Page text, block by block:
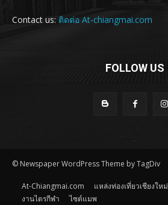
Contact us: ติดต่อ At-chiangmai.com
FOLLOW US
© Newspaper WordPress Theme by TagDiv
At-Chiangmai.com แหล่งท่องเที่ยวเชียงใหม่
งานไตรกีฬา
ไซต์แมพ